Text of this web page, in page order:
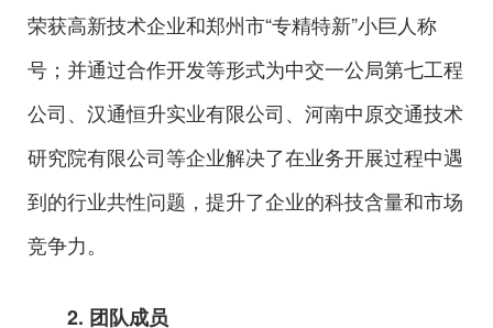
荣获高新技术企业和郑州市“专精特新”小巨人称
号；并通过合作开发等形式为中交一公局第七工程
公司、汉通恒升实业有限公司、河南中原交通技术
研究院有限公司等企业解决了在业务开展过程中遇
到的行业共性问题，提升了企业的科技含量和市场
竞争力。
2. 团队成员